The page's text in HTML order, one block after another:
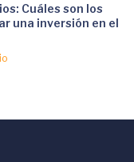
Cuáles son los
una inversión en el